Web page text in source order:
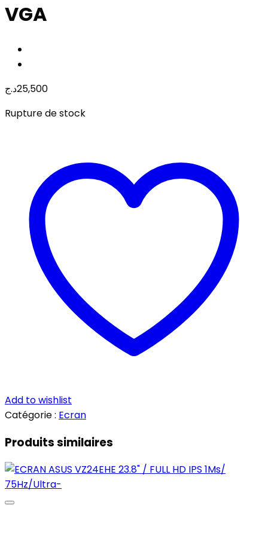
VGA
25,500د.ج
Rupture de stock
Add to wishlist
Catégorie : Ecran
Produits similaires